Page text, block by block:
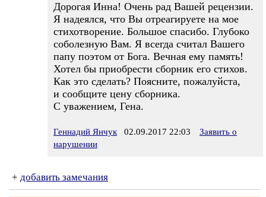
Дорогая Инна! Очень рад Вашей рецензии.
Я надеялся, что Вы отреагируете на мое
стихотворение. Большое спасибо. Глубоко
соболезную Вам. Я всегда считал Вашего
папу поэтом от Бога. Вечная ему память!
Хотел бы приобрести сборник его стихов.
Как это сделать? Поясните, пожалуйста,
и сообщите цену сборника.
С уважением, Гена.
Геннадий Янчук 02.09.2017 22:03
Заявить о
нарушении
+ добавить замечания